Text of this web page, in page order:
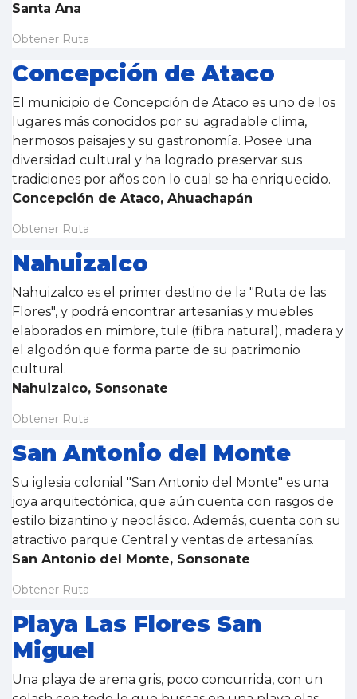
Santa Ana
Obtener Ruta
Concepción de Ataco
El municipio de Concepción de Ataco es uno de los
lugares más conocidos por su agradable clima,
hermosos paisajes y su gastronomía. Posee una
diversidad cultural y ha logrado preservar sus
tradiciones por años con lo cual se ha enriquecido.
Concepción de Ataco, Ahuachapán
Obtener Ruta
Nahuizalco
Nahuizalco es el primer destino de la "Ruta de las
Flores", y podrá encontrar artesanías y muebles
elaborados en mimbre, tule (fibra natural), madera y
el algodón que forma parte de su patrimonio
cultural.
Nahuizalco, Sonsonate
Obtener Ruta
San Antonio del Monte
Su iglesia colonial "San Antonio del Monte" es una
joya arquitectónica, que aún cuenta con rasgos de
estilo bizantino y neoclásico. Además, cuenta con su
atractivo parque Central y ventas de artesanías.
San Antonio del Monte, Sonsonate
Obtener Ruta
Playa Las Flores San
Miguel
Una playa de arena gris, poco concurrida, con un